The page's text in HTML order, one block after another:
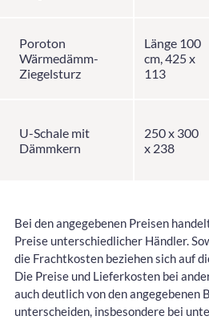
Poroton
Wärmedämm-
Ziegelsturz
Länge 100
cm, 425 x
113
U-Schale mit
Dämmkern
250 x 300
x 238
Bei den angegebenen Preisen
Preise unterschiedlicher Händler.
die Frachtkosten beziehen sich auf
Die Preise und Lieferkosten bei
auch deutlich von den angegebenen
unterscheiden, insbesondere bei